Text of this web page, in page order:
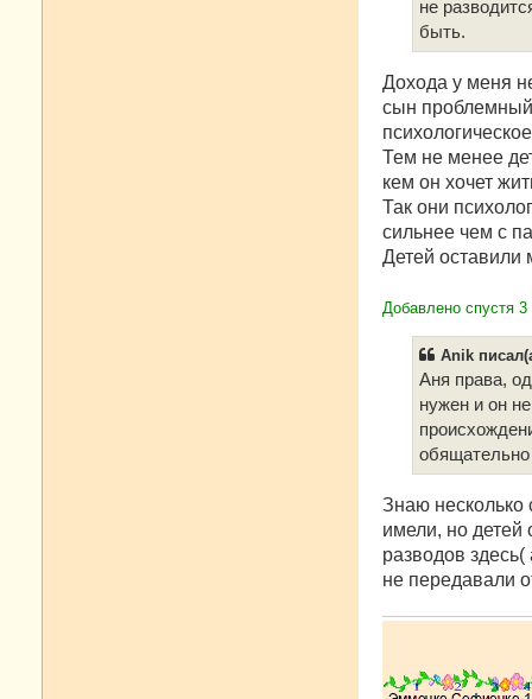
не
быть.
Дохода у меня
сын
Тем не менее
кем он хочет
Так они
сильнее чем с
Детей оставили
Добавлено спустя
Anik
Аня права,
нужен и он
обящательно
Знаю несколько
имели, но детей
разводов
не передавали